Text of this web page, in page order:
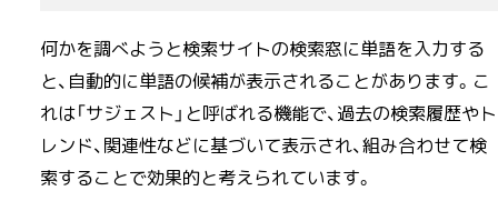
何かを調べようと検索サイトの検索窓に単語を入力する
と、自動的に単語の候補が表示されることがあります。こ
れは「サジェスト」と呼ばれる機能で、過去の検索履歴やト
レンド、関連性などに基づいて表示され、組み合わせて検
索することで効果的と考えられています。